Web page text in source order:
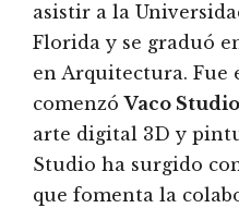
asistir a la
Florida y se graduó
en Arquitectura. Fue
comenzóVaco Studio
arte digital 3D y
Studio ha surgido
que fomenta la